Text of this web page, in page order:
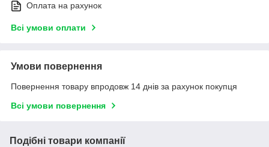
Оплата на рахунок
Всі умови оплати
Умови повернення
Повернення товару впродовж 14 днів за рахунок покупця
Всі умови повернення
Подібні товари компанії